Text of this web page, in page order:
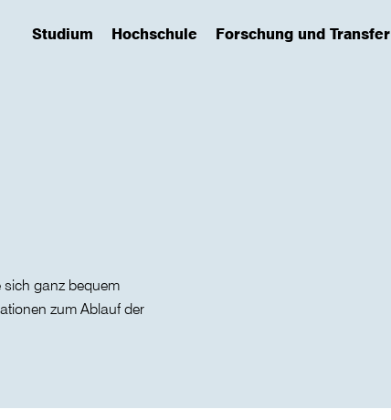
Studium
(has submenu)Hochschule
(has submenu)Forschung und Transfer
(has submenu)
ganz bequem
zum Ablauf der